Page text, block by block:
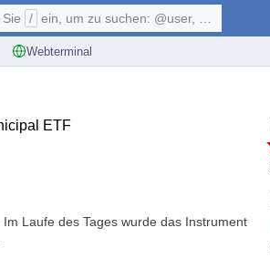
Webterminal
/ ein, um zu suchen: @user, $symbol, ...
ETF
Laufe des Tages wurde das Instrument